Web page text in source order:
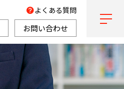
よくある質問
お問い合わせ